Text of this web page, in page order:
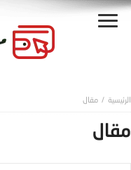
مقال
مقال